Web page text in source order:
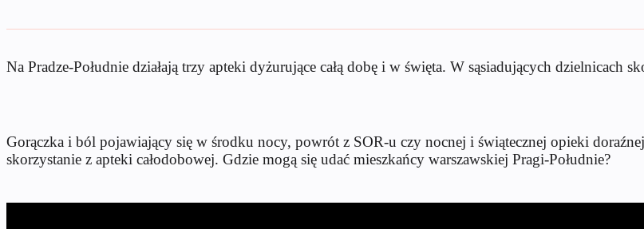
Na Pradze-Południe działają trzy apteki dyżurujące całą dobę i w święta. W sąsiadujących dzielnicach
Gorączka i ból pojawiający się w środku nocy, powrót z SOR-u czy nocnej i świątecznej opieki
skorzystanie z apteki całodobowej. Gdzie mogą się udać mieszkańcy warszawskiej Pragi-Południe?